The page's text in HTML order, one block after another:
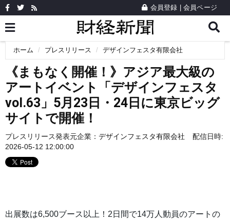
会員登録 会員ページ
ホーム プレスリリース デザインフェスタ有限会社
《まもなく開催！》アジア最大級の
アートイベント「デザインフェスタ
vol.63」5月23日・24日に東京ビッグ
サイトで開催！
プレスリリース発表元企業： デザインフェスタ有限会社
配信日時:
2026-05-12 12:00:00
出展数は6,500ブース以上！2日間で14万人動員のアートの